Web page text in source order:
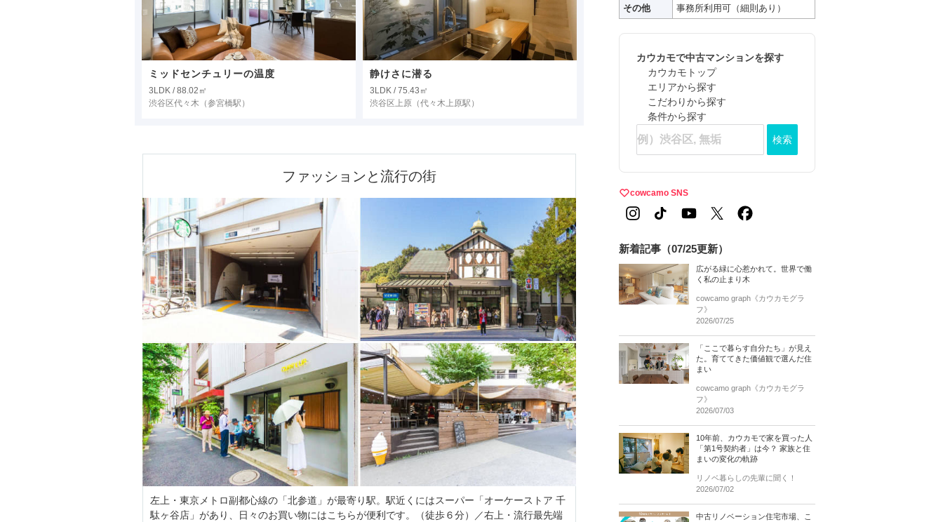
ミッドセンチュリーの温度
3LDK / 88.02㎡
渋谷区代々木 （参宮橋駅）
静けさに潜る
3LDK / 75.43㎡
渋谷区上原 （代々木上原駅）
ファッションと流行の街
左上・東京メトロ副都心線の「北参道」が最寄り駅。駅近くにはスーパー「オーケーストア 千
駄ヶ谷店」があり、日々のお買い物にはこちらが便利です。（徒歩６分）／右上・流行最先端
その他
事務所利用可（細則あり）
カウカモで中古マンションを探す
カウカモトップ
エリアから探す
こだわりから探す
条件から探す
検索
cowcamo SNS
新着記事（07/25更新）
広がる緑に心惹かれて。世界で働
く私の止まり木
cowcamo graph《カウカモグラ
フ》
2026/07/25
「ここで暮らす自分たち」が見え
た。育ててきた価値観で選んだ住
まい
cowcamo graph《カウカモグラ
フ》
2026/07/03
10年前、カウカモで家を買った人
「第1号契約者」は今？ 家族と住
まいの変化の軌跡
リノベ暮らしの先輩に聞く！
2026/07/02
中古リノベーション住宅市場、こ